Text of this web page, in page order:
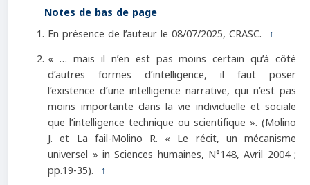
Notes de bas de page
En présence de l’auteur le 08/07/2025, CRASC. ↑
« … mais il n’en est pas moins certain qu’à côté
d’autres formes d’intelligence, il faut poser
l’existence d’une intelligence narrative, qui n’est pas
moins importante dans la vie individuelle et sociale
que l’intelligence technique ou scientifique ». (Molino
J. et La fail-Molino R. « Le récit, un mécanisme
universel » in Sciences humaines, N°148, Avril 2004 ;
pp.19-35). ↑